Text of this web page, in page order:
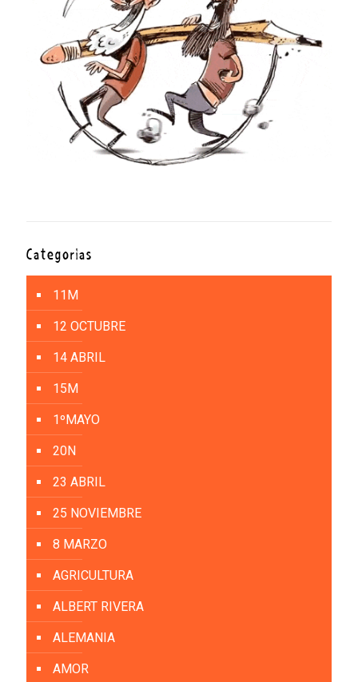
Categorías
11M
12 OCTUBRE
14 ABRIL
15M
1ºMAYO
20N
23 ABRIL
25 NOVIEMBRE
8 MARZO
AGRICULTURA
ALBERT RIVERA
ALEMANIA
AMOR